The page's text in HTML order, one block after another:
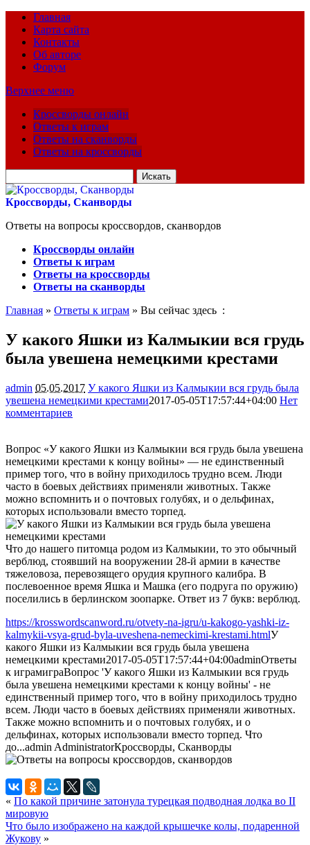
Главная
Карта сайта
Контакты
Об авторе
Форум
Верхнее меню
Кроссворды онлайн
Ответы к играм
Ответы на сканворды
Ответы на кроссворды
для:
Кроссворды, Сканворды
Ответы на вопросы кроссвордов, сканвордов
Кроссворды онлайн
Ответы к играм
Ответы на кроссворды
Ответы на сканворды
Главная » Ответы к играм » Вы сейчас здесь :
У какого Яшки из Калмыкии вся грудь
была увешена немецкими крестами
admin 05.05.2017 У какого Яшки из Калмыкии вся грудь была
увешена немецкими крестами2017-05-05T17:57:44+04:00 Нет
комментариев
Вопрос «У какого Яшки из Калмыкии вся грудь была увешена
немецкими крестами к концу войны» — не единственный
пример того, что в войну приходилось трудно всем. Люди
часто в боевых действиях применяли животных. Также
можно вспомнить и о почтовых голубях, и о дельфинах,
которых использовали вместо торпед.
Что до нашего питомца родом из Калмыкии, то это обычный
верблюд, стоявший на вооружении 28-й армии в качестве
тяжеловоза, перевозящего орудия крупного калибра. В
послевоенное время Яшка и Машка (его подруга по оружию)
поселились в берлинском зоопарке. Ответ из 7 букв: верблюд.
https://krosswordscanword.ru/otvety-na-igru/u-kakogo-yashki-iz-
kalmykii-vsya-grud-byla-uveshena-nemeckimi-krestami.htmlУ
какого Яшки из Калмыкии вся грудь была увешена
немецкими крестами2017-05-05T17:57:44+04:00adminОтветы
к играмиграВопрос 'У какого Яшки из Калмыкии вся грудь
была увешена немецкими крестами к концу войны' - не
единственный пример того, что в войну приходилось трудно
всем. Люди часто в боевых действиях применяли животных.
Также можно вспомнить и о почтовых голубях, и о
дельфинах, которых использовали вместо торпед. Что
до...admin AdministratorКроссворды, Сканворды
« По какой причине затонула турецкая подводная лодка во II
мировую
Что было изображено на каждой крышечке колы, подаренной
Жукову »